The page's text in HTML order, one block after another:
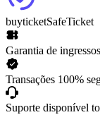
buyticketSafeTicket
Garantia de
Transações 100%
Suporte disponível